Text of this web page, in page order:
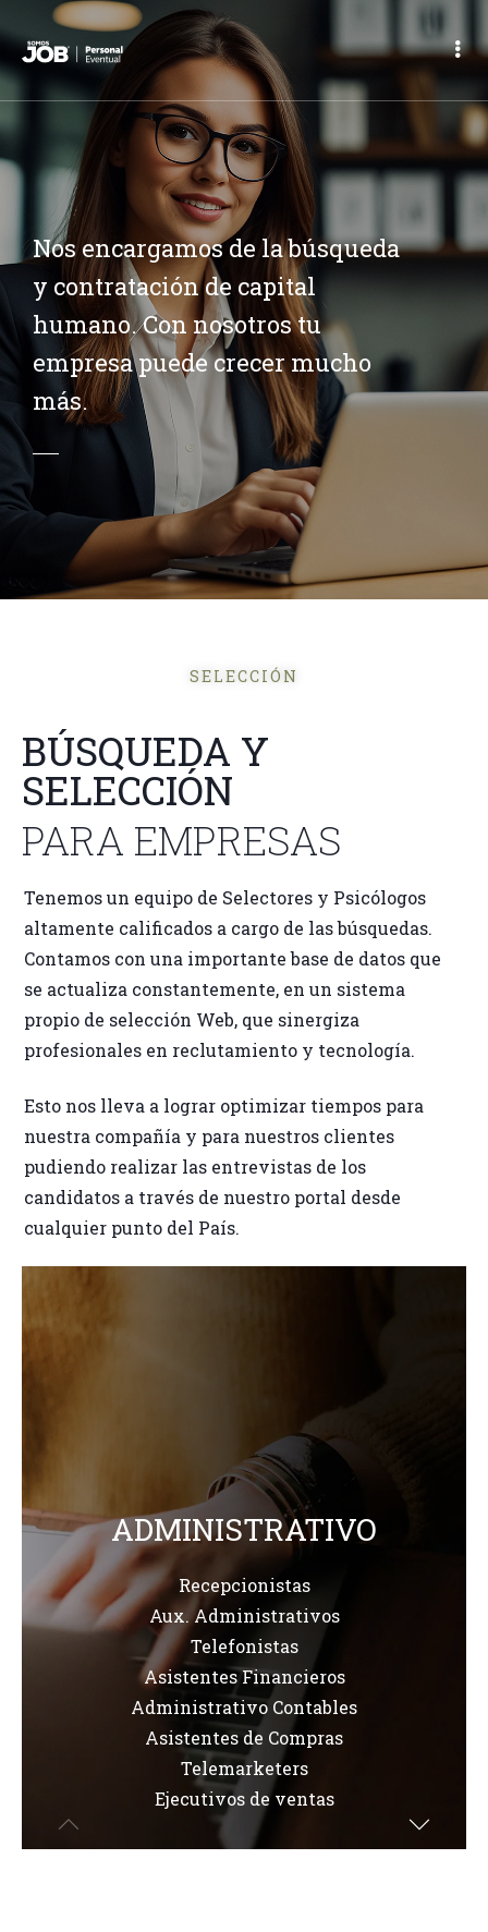
Nos encargamos de la búsqueda
y contratación de capital
humano. Con nosotros tu
empresa puede crecer mucho
más.
SELECCIÓN
BÚSQUEDA Y
SELECCIÓN
PARA EMPRESAS
Tenemos un equipo de Selectores y Psicólogos
altamente calificados a cargo de las búsquedas.
Contamos con una importante base de datos que
se actualiza constantemente, en un sistema
propio de selección Web, que sinergiza
profesionales en reclutamiento y tecnología.
Esto nos lleva a lograr optimizar tiempos para
nuestra compañía y para nuestros clientes
pudiendo realizar las entrevistas de los
candidatos a través de nuestro portal desde
cualquier punto del País.
ADMINISTRATIVO
Recepcionistas
Aux. Administrativos
Telefonistas
Asistentes Financieros
Administrativo Contables
Asistentes de Compras
Telemarketers
Ejecutivos de ventas